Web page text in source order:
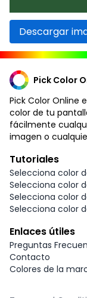
Descargar
Pick Color
Pick Color Online
color de tu
fácilmente
imagen o
Tutoriales
Selecciona color
Selecciona color
Selecciona color
Selecciona color
Enlaces útiles
Preguntas
Contacto
Colores de la